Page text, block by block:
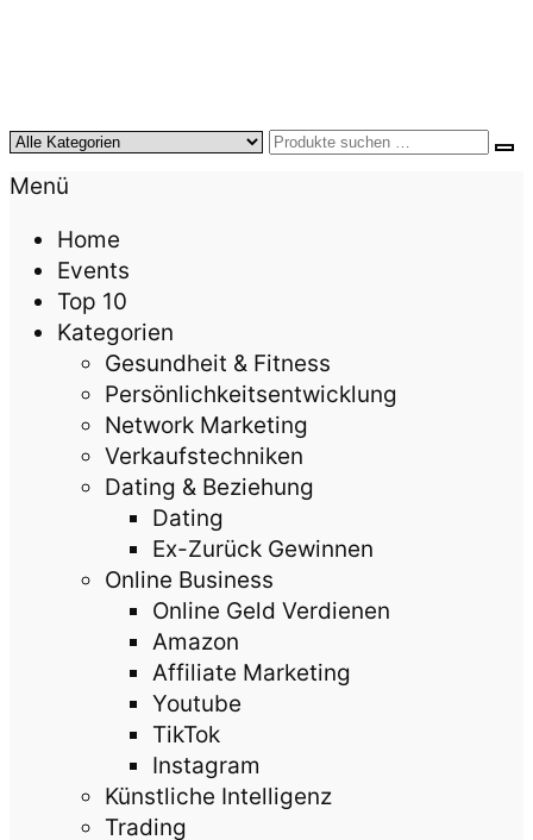
KursTipps.de
Weil Weiterbildung die beste Investition für mehr
Lebensqualität ist.
Menü
Home
Events
Top 10
Kategorien
Gesundheit & Fitness
Persönlichkeitsentwicklung
Network Marketing
Verkaufstechniken
Dating & Beziehung
Dating
Ex-Zurück Gewinnen
Online Business
Online Geld Verdienen
Amazon
Affiliate Marketing
Youtube
TikTok
Instagram
Künstliche Intelligenz
Trading